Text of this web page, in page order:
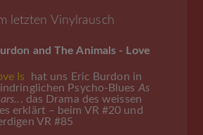
letzten Vinylrausch
and The Animals - Love
Is hat uns Eric Burdon in
Psycho-Blues As
. das Drama des weissen
erklärt – beim VR #20 und
VR #85